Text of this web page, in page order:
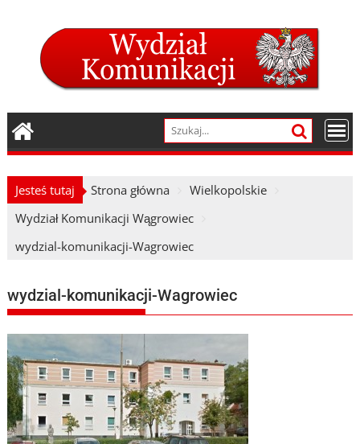
Jesteś tutaj Strona główna
Wielkopolskie
Wydział Komunikacji Wągrowiec
wydzial-komunikacji-Wagrowiec
wydzial-komunikacji-Wagrowiec